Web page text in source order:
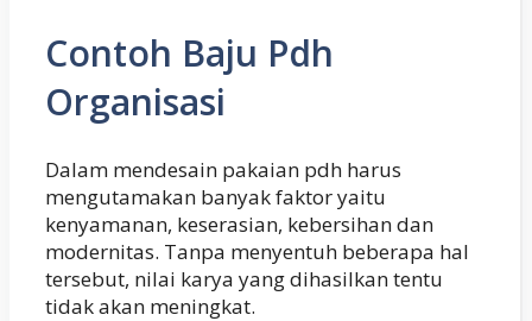
Contoh Baju Pdh
Organisasi
Dalam mendesain pakaian pdh harus
mengutamakan banyak faktor yaitu
kenyamanan, keserasian, kebersihan dan
modernitas. Tanpa menyentuh beberapa hal
tersebut, nilai karya yang dihasilkan tentu
tidak akan meningkat.